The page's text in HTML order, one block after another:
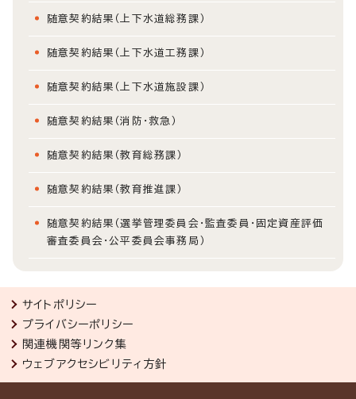
随意契約結果（上下水道総務課）
随意契約結果（上下水道工務課）
随意契約結果（上下水道施設課）
随意契約結果（消防・救急）
随意契約結果（教育総務課）
随意契約結果（教育推進課）
随意契約結果（選挙管理委員会・監査委員・固定資産評価
審査委員会・公平委員会事務局）
サイトポリシー
プライバシーポリシー
関連機関等リンク集
ウェブアクセシビリティ方針